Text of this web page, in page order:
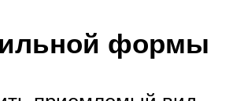
формы